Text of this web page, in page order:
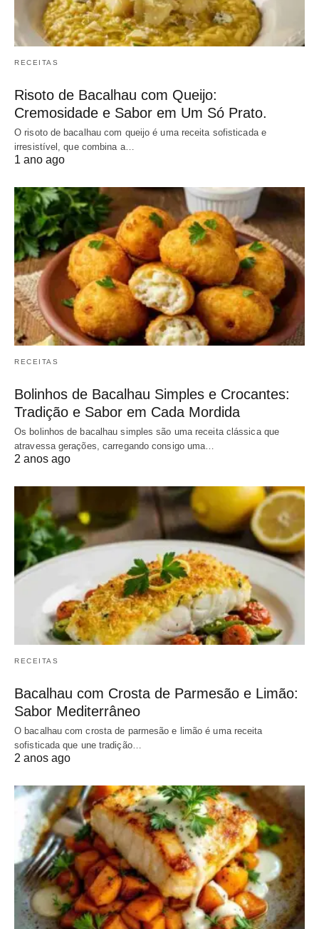
RECEITAS
Risoto de Bacalhau com Queijo:
Cremosidade e Sabor em Um Só Prato.
O risoto de bacalhau com queijo é uma receita sofisticada e
irresistível, que combina a…
1 ano ago
RECEITAS
Bolinhos de Bacalhau Simples e Crocantes:
Tradição e Sabor em Cada Mordida
Os bolinhos de bacalhau simples são uma receita clássica que
atravessa gerações, carregando consigo uma…
2 anos ago
RECEITAS
Bacalhau com Crosta de Parmesão e Limão:
Sabor Mediterrâneo
O bacalhau com crosta de parmesão e limão é uma receita
sofisticada que une tradição…
2 anos ago